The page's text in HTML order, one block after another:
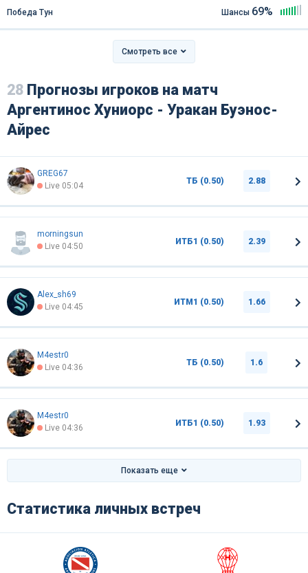
Победа Тун
Шансы 69%
Смотреть все
28 Прогнозы игроков на матч
Аргентинос Хуниорс - Уракан Буэнос-
Айрес
GREG67
Live 05:04
ТБ (0.50) 2.88
morningsun
Live 04:50
ИТБ1 (0.50) 2.39
Alex_sh69
Live 04:45
ИТМ1 (0.50) 1.66
M4estr0
Live 04:36
ТБ (0.50) 1.6
M4estr0
Live 04:36
ИТБ1 (0.50) 1.93
Показать еще
Статистика личных встреч